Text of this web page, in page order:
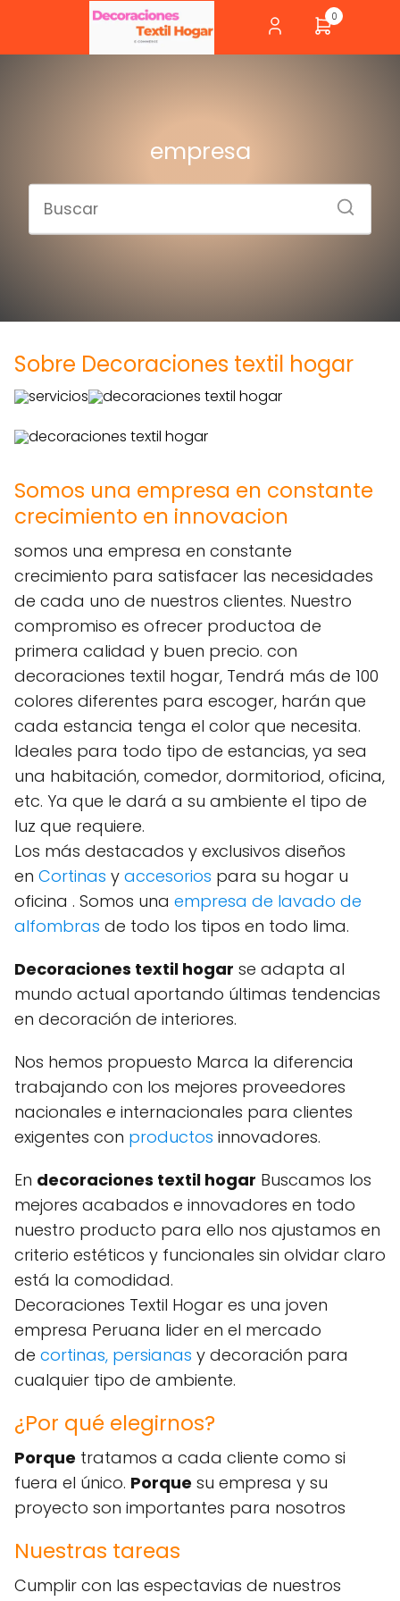
0
empresa
Sobre Decoraciones textil hogar
Somos una empresa en constante
crecimiento en innovacion
somos una empresa en constante
crecimiento para satisfacer las necesidades
de cada uno de nuestros clientes. Nuestro
compromiso es ofrecer productoa de
primera calidad y buen precio. con
decoraciones textil hogar, Tendrá más de 100
colores diferentes para escoger, harán que
cada estancia tenga el color que necesita.
Ideales para todo tipo de estancias, ya sea
una habitación, comedor, dormitoriod, oficina,
etc. Ya que le dará a su ambiente el tipo de
luz que requiere.
Los más destacados y exclusivos diseños
en Cortinas y accesorios para su hogar u
oficina . Somos una empresa de lavado de
alfombras de todo los tipos en todo lima.
Decoraciones textil hogar se adapta al
mundo actual aportando últimas tendencias
en decoración de interiores.
Nos hemos propuesto Marca la diferencia
trabajando con los mejores proveedores
nacionales e internacionales para clientes
exigentes con productos innovadores.
En decoraciones textil hogar Buscamos los
mejores acabados e innovadores en todo
nuestro producto para ello nos ajustamos en
criterio estéticos y funcionales sin olvidar claro
está la comodidad.
Decoraciones Textil Hogar es una joven
empresa Peruana lider en el mercado
de cortinas, persianas y decoración para
cualquier tipo de ambiente.
¿Por qué elegirnos?
Porque tratamos a cada cliente como si
fuera el único. Porque su empresa y su
proyecto son importantes para nosotros
Nuestras tareas
Cumplir con las espectavias de nuestros